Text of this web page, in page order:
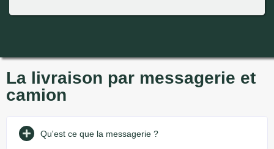
La livraison par messagerie et
camion
Qu'est ce que la messagerie ?